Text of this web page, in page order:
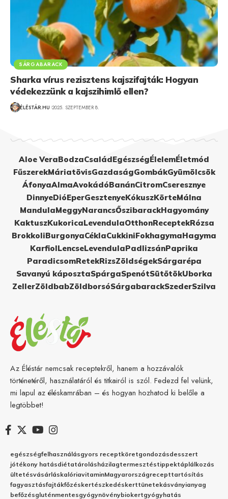
SÁRGABARACK
Sharka vírus rezisztens kajszifajták: Hogyan
védekezzünk a kajszihimlő ellen?
ÉLÉSTÁR.HU 2025. SZEPTEMBER 8.
Aloe VeraBodzaCsaládEgészségÉlelemÉletmód
FűszerekMáriatövisGazdaságGombákGyümölcsök
ÁfonyaAlmaAvokádóBanánCitromCseresznye
DinnyeDióEperGesztenyeKókuszKörteMálna
MandulaMeggyNarancsŐszibarackHagyomány
KaktuszKukoricaLevendulaOtthonReceptekRózsa
BrokkoliBurgonyaCéklaCukkiniFokhagymaHagyma
KarfiolLencseLevendulaPadlizsánPaprika
ParadicsomRetekRizsZöldségekSárgarépa
Savanyú káposztaSpárgaSpenótSütőtökUborka
ZellerZöldbabZöldborsóSárgabarackSzederSzilva
Az Éléstár nemcsak receptekről, hanem a hozzávalók
történetéről, használatáról és titkairól is szól. Fedezd fel velünk,
mi lapul az éléskamrában – és hogyan hozhatod ki belőle a
legtöbbet!
egészségfelhasználásgyors receptköretgondozásdesszert
jótékony hatásdiétatárolásházilagtermesztéstippektáplálkozás
ültetésvásárláskalóriavitaminMagyarországrecepttartósítás
fagyasztásfajtákfőzéskertészkedéskerttünetekásványianyag
befőzésgluténmentesgyógynövénybiokertgyógyhatás